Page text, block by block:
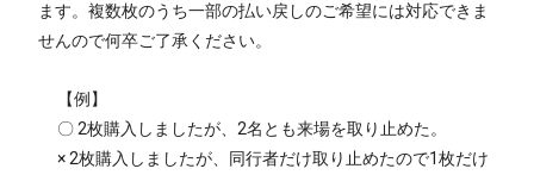
ます。複数枚のうち一部の払い戻しのご希望には対応できま
せんので何卒ご了承ください。
【例】
〇 2枚購入しましたが、2名とも来場を取り止めた。
× 2枚購入しましたが、同行者だけ取り止めたので1枚だけ